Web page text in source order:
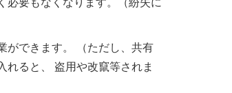
ができます。 （ただし、共有
ると、 盗用や改竄等されま